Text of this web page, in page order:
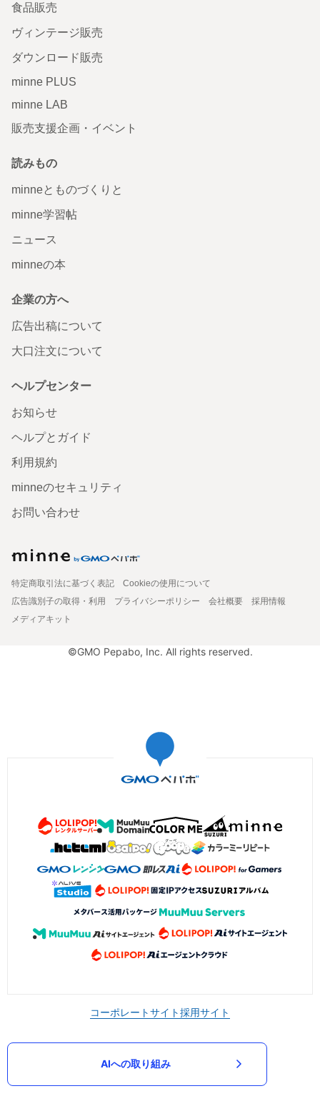
食品販売
ヴィンテージ販売
ダウンロード販売
minne PLUS
minne LAB
販売支援企画・イベント
読みもの
minneとものづくりと
minne学習帖
ニュース
minneの本
企業の方へ
広告出稿について
大口注文について
ヘルプセンター
お知らせ
ヘルプとガイド
利用規約
minneのセキュリティ
お問い合わせ
特定商取引法に基づく表記
Cookieの使用について
広告識別子の取得・利用
プライバシーポリシー 会社概要
採用情報
メディアキット
©GMO Pepabo, Inc. All rights reserved.
コーポレートサイト採用サイト
AIへの取り組み